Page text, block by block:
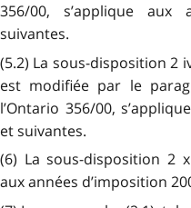
356/00, s’applique aux
suivantes.
(5.2) La sous-disposition 2
est modifiée par le
l’Ontario 356/00,
et suivantes.
(6) La sous-disposition 2
aux années d’imposition